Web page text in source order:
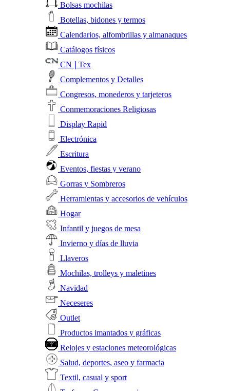
Bolsas mochilas
Botellas, bidones y termos
Calendarios, alfombrillas y almanaques
Catálogos físicos
CN❘Tex
Complementos y Detalles
Congresos, monederos y tarjeteros
Conmemoraciones Religiosas
Display Rapid
Electrónica
Escritura
Eventos, fiestas y verano
Gorras y Sombreros
Herramientas y accesorios de vehículos
Hogar
Infantil y juegos de mesa
Invierno y días de lluvia
Llaveros
Mochilas, trolleys y maletines
Navidad
Neceseres
Outlet
Productos imantados y gráficas
Relojes y estaciones meteorológicas
Salud, deportes, aseo y farmacia
Textil, casual y sport